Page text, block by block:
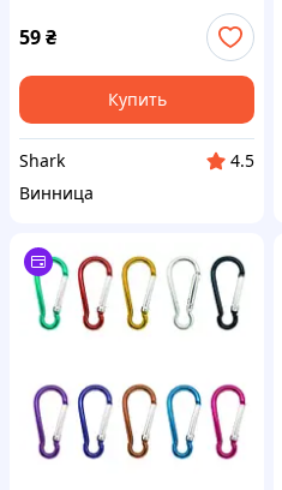
59₴
Купить
Shark
4.5
Винница